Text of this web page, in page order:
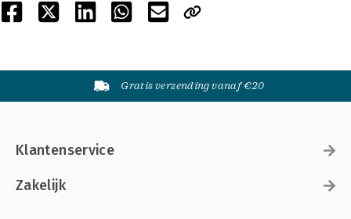
Gratis verzending vanaf €20
Klantenservice
Zakelijk